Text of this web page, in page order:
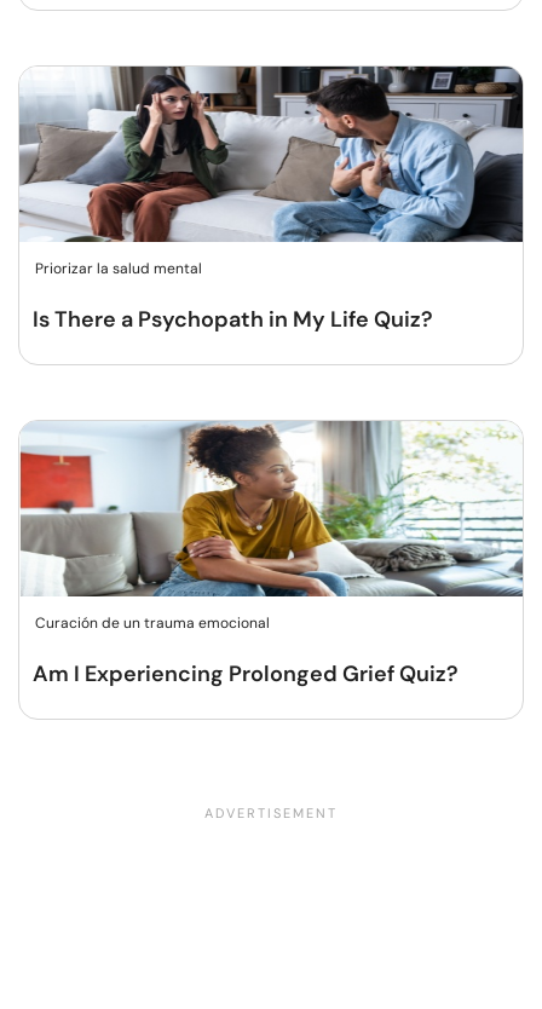
Priorizar la salud mental
Is There a Psychopath in My Life Quiz?
Curación de un trauma emocional
Am I Experiencing Prolonged Grief Quiz?